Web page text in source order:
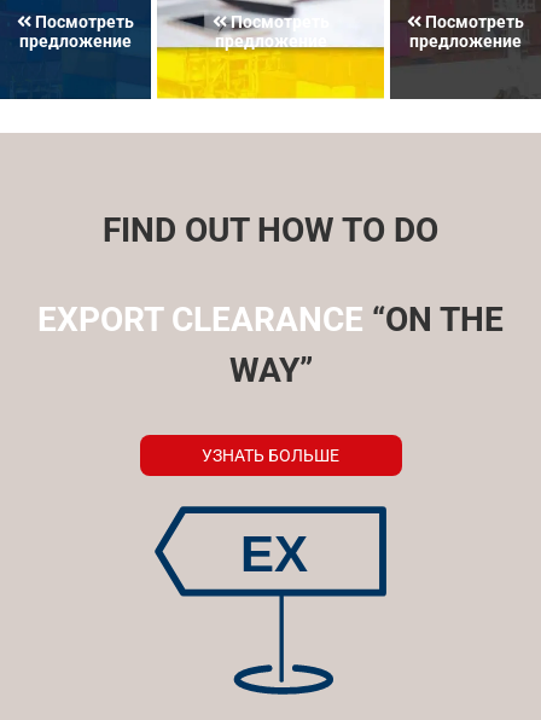
Посмотреть
предложение
Посмотреть
предложение
Посмотреть
предложение
FIND OUT HOW TO DO
EXPORT CLEARANCE “ON THE
WAY”
УЗНАТЬ БОЛЬШЕ